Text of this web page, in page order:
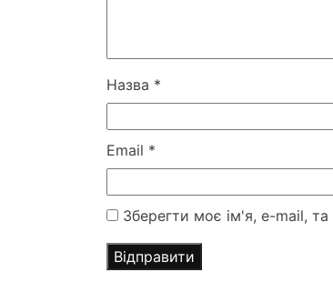
Назва *
Email *
Зберегти моє ім'я, e-mail,